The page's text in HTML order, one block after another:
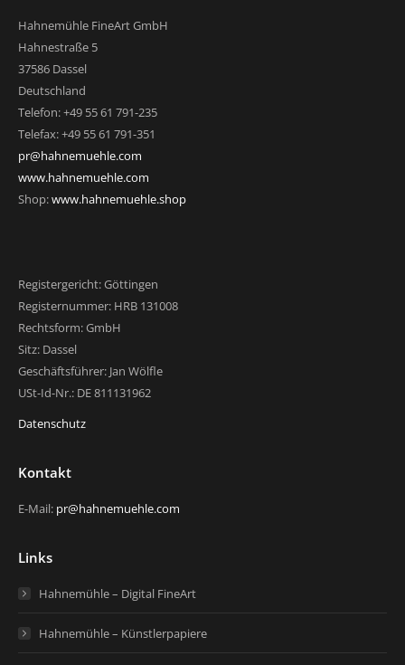
Hahnemühle FineArt GmbH
Hahnestraße 5
37586 Dassel
Deutschland
Telefon: +49 55 61 791-235
Telefax: +49 55 61 791-351
pr@hahnemuehle.com
www.hahnemuehle.com
Shop:www.hahnemuehle.shop
Registergericht: Göttingen
Registernummer: HRB 131008
Rechtsform: GmbH
Sitz: Dassel
Geschäftsführer: Jan Wölfle
USt-Id-Nr.: DE 811131962
Datenschutz
Kontakt
E-Mail: pr@hahnemuehle.com
Links
Hahnemühle – Digital FineArt
Hahnemühle – Künstlerpapiere